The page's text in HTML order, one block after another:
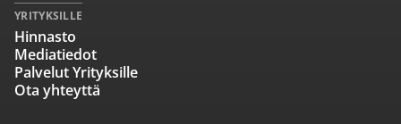
YRITYKSILLE
Hinnasto
Mediatiedot
Palvelut Yrityksille
Ota yhteyttä